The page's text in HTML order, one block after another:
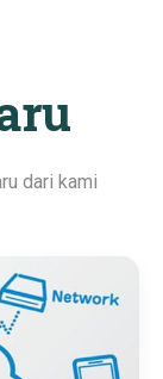
dari kami